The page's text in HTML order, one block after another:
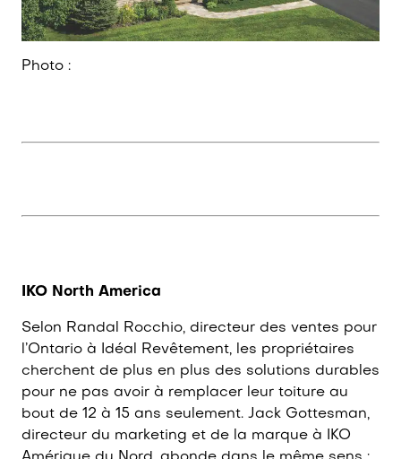
Photo :
IKO North America
Selon Randal Rocchio, directeur des ventes pour
l’Ontario à Idéal Revêtement, les propriétaires
cherchent de plus en plus des solutions durables
pour ne pas avoir à remplacer leur toiture au
bout de 12 à 15 ans seulement. Jack Gottesman,
directeur du marketing et de la marque à IKO